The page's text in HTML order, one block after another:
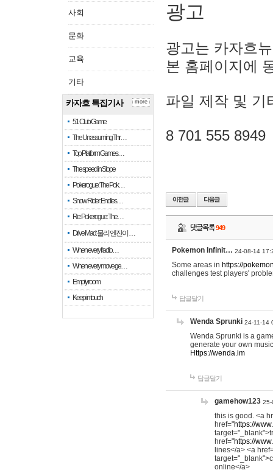
사회
문화
교육
기타
카자흐 특집기사
51 Club Game
The Unassuming Thr…
Top Platform Games…
The speed in Slope
Pokerogue: The Pok…
Snow Rider: Endles…
Re: Pokerogue: The…
Drive Mad: 물리 엔진이 …
When every fractio…
When every move ge…
Empty room
Keep in touch
more
광고
광고는 카자흐
본 홈페이지에
파일 제작 및 기
8 701 555 8949
댓글목록949
Pokemon Infinit… 24-08-14
Some areas in https://
challenges test players'
답글달기
Wenda Sprunki 24-11-14
Wenda Sprunki is a
generate your own
Https://wenda.im
답글달기
gamehow123 25-
this is good. <a
href="https://
href="https://
lines</a> <a
online</a>